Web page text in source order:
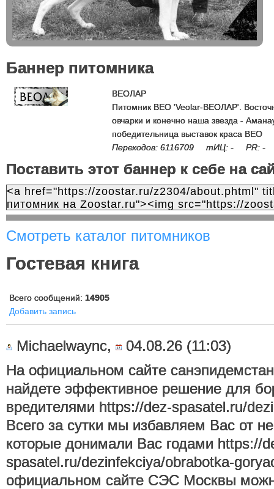
Баннер питомника
ВЕОЛАР
Питомник ВЕО 'Veolar-ВЕОЛАР'.
овчарки и конечно наша звезда -
победительница выставок краса ВЕО
Переходов: 6116709 тИЦ: - PR: -
Поставить этот баннер к себе на
Смотреть каталог питомников
Гостевая книга
Всего сообщений: 14905
Добавить запись
Michaelwaync,
04.08.26 (11:03)
На официальном сайте
найдете эффективное решение для
вредителями https://dez-spasatel.ru/
Всего за сутки мы избавляем Вас от
которые донимали Вас годами https://
spasatel.ru/dezinfekciya/obrabotka-
официальном сайте СЭС Москвы